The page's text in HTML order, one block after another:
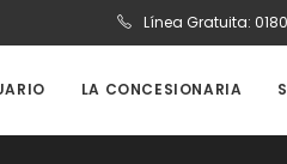
Línea Gratuita:
LA CONCESIONARIA